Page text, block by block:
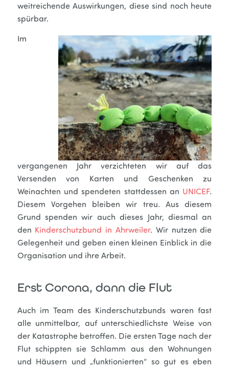
weitreichende Auswirkungen, diese sind noch heute
spürbar.
Im
vergangenen Jahr verzichteten wir auf das
Versenden von Karten und Geschenken zu
Weinachten und spendeten stattdessen an UNICEF.
Diesem Vorgehen bleiben wir treu. Aus diesem
Grund spenden wir auch dieses Jahr, diesmal an
den Kinderschutzbund in Ahrweiler. Wir nutzen die
Gelegenheit und geben einen kleinen Einblick in die
Organisation und ihre Arbeit.
Erst Corona, dann die Flut
Auch im Team des Kinderschutzbunds waren fast
alle unmittelbar, auf unterschiedlichste Weise von
der Katastrophe betroffen. Die ersten Tage nach der
Flut schippten sie Schlamm aus den Wohnungen
und Häusern und „funktionierten“ so gut es eben